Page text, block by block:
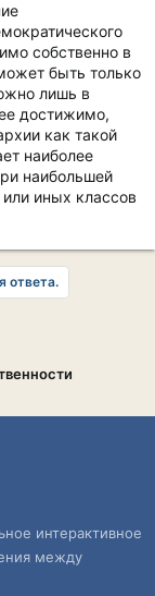
собственно в
быть только
лишь в
достижимо,
как такой
наиболее
наибольшей
иных классов
ответа.
интерактивное
между